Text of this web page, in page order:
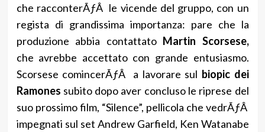
che racconterÃƒÂ le vicende del gruppo, con un
regista di grandissima importanza: pare che la
produzione abbia contattato Martin Scorsese,
che avrebbe accettato con grande entusiasmo.
Scorsese comincerÃƒÂ a lavorare sul biopic dei
Ramones subito dopo aver concluso le riprese del
suo prossimo film, “Silence”, pellicola che vedrÃƒÂ
impegnati sul set Andrew Garfield, Ken Watanabe